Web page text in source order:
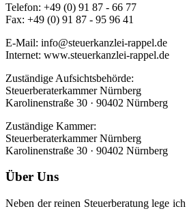
Telefon: +49 (0) 91 87 - 66 77
Fax: +49 (0) 91 87 - 95 96 41
E-Mail: info@steuerkanzlei-rappel.de
Internet: www.steuerkanzlei-rappel.de
Zuständige Aufsichtsbehörde:
Steuerberaterkammer Nürnberg
Karolinenstraße 30 · 90402 Nürnberg
Zuständige Kammer:
Steuerberaterkammer Nürnberg
Karolinenstraße 30 · 90402 Nürnberg
Über Uns
Neben der reinen Steuer­­beratung lege